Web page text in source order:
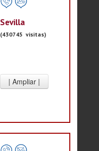
Sevilla
(430745 visitas)